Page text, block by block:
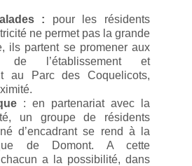
: pour les résidents
ne permet pas la grande
ils partent se promener aux
de l’établissement et
au Parc des Coquelicots,
: en partenariat avec la
un groupe de résidents
d’encadrant se rend à la
de Domont. A cette
a la possibilité, dans